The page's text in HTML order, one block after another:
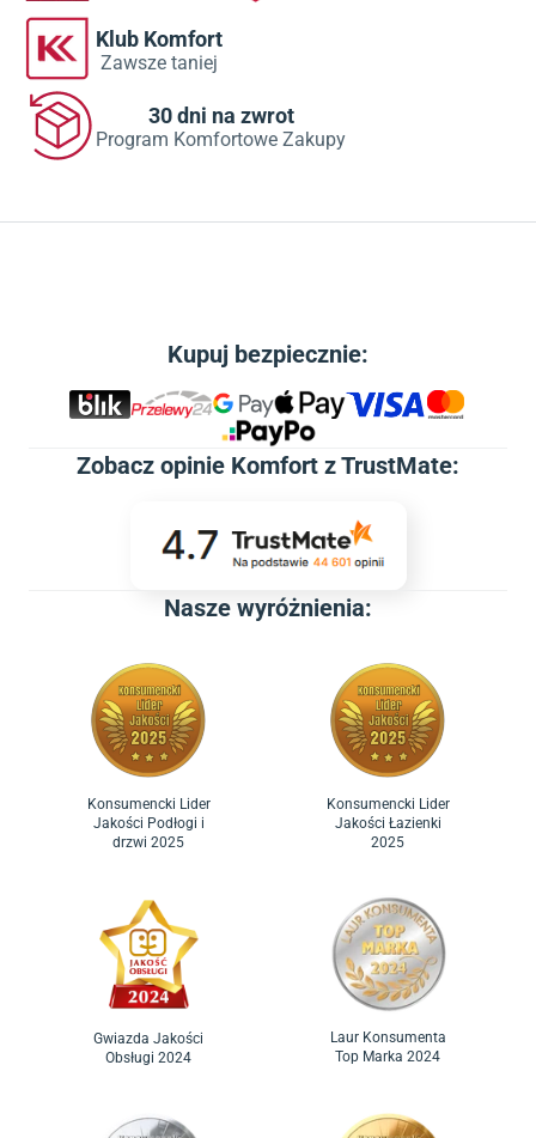
Klub Komfort
Zawsze taniej
30 dni na zwrot
Program Komfortowe Zakupy
Kupuj bezpiecznie:
Zobacz opinie Komfort z TrustMate:
Nasze wyróżnienia:
Konsumencki Lider
Jakości Podłogi i
drzwi 2025
Konsumencki Lider
Jakości Łazienki
2025
Gwiazda Jakości
Obsługi 2024
Laur Konsumenta
Top Marka 2024